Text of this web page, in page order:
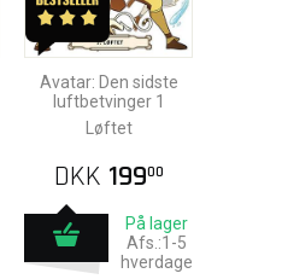
Avatar: Den sidste
luftbetvinger 1
Løftet
DKK 19900
På lager
Afs.:1-5
hverdage